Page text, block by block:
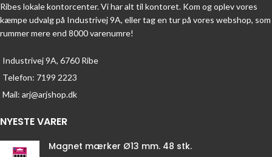
Ribes lokale kontorcenter. Vi har alt til kontoret. Kom og oplev vores
kæmpe udvalg på Industrivej 9A, eller tag en tur på vores webshop, som
rummer mere end 8000 varenumre!
Industrivej 9A, 6760 Ribe
Telefon: 7199 2223
Mail: arj@arjshop.dk
NYESTE VARER
Magnet mærker Ø13 mm. 48 stk.